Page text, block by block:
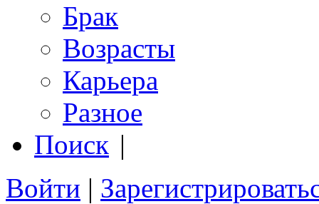
Брак
Возрасты
Карьера
Разное
Поиск |
Войти |